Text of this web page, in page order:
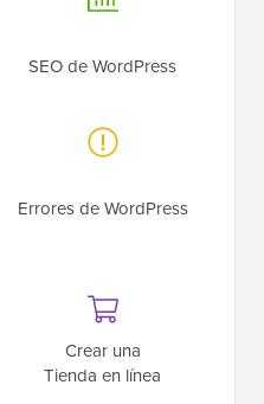
SEO de WordPress
Errores de WordPress
Crear una
Tienda en línea